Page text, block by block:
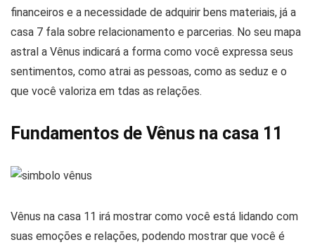
financeiros e a necessidade de adquirir bens materiais, já a
casa 7 fala sobre relacionamento e parcerias. No seu mapa
astral a Vênus indicará a forma como você expressa seus
sentimentos, como atrai as pessoas, como as seduz e o
que você valoriza em tdas as relações.
Fundamentos de Vênus na casa 11
Vênus na casa 11 irá mostrar como você está lidando com
suas emoções e relações, podendo mostrar que você é